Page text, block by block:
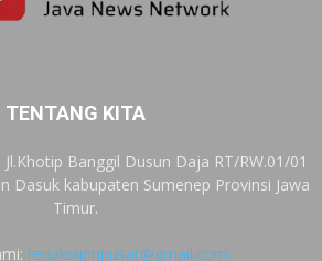
TENTANG KITA
Banggil Dusun Daja RT/RW.01/01
Dasuk kabupaten Sumenep Provinsi Jawa
Timur.
redaksijnnpusat@gmail.com